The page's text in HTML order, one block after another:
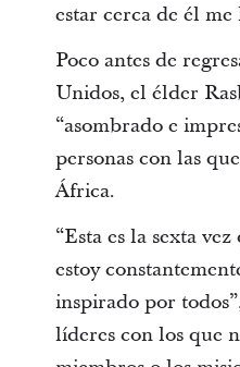
estar cerca de él
Poco antes de
Unidos, el élder
“asombrado e
personas con las
África.
“Esta es la sexta
estoy
inspirado por
líderes con los que